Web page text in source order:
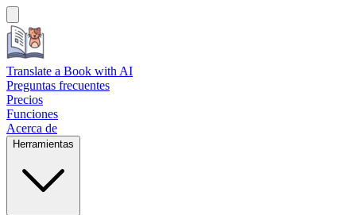
Translate a Book with AI
Preguntas frecuentes
Precios
Funciones
Acerca de
Herramientas